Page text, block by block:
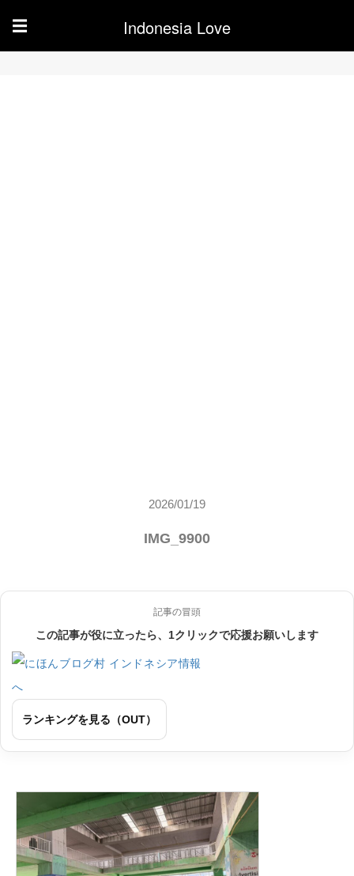
☰ Indonesia Love
2026/01/19
IMG_9900
記事の冒頭
この記事が役に立ったら、1クリックで応援お願いします
ランキングを見る（OUT）